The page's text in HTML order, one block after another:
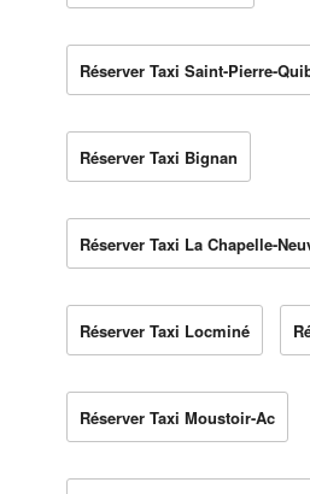
Réserver Taxi Saint-Pierre-
Réserver Taxi Bignan
Réserver Taxi La Chapelle-
Réserver Taxi Locminé
Réserver Taxi Moustoir-Ac